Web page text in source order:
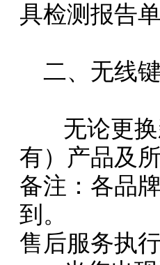
具检测报告
二、无线
无论更换
有）产品及
备注：各品
到。
售后服务执行